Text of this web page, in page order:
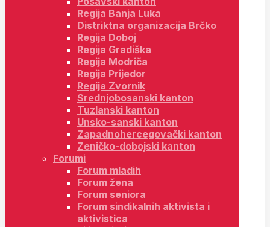
Regija Banja Luka
Distriktna organizacija Brčko
Regija Doboj
Regija Gradiška
Regija Modriča
Regija Prijedor
Regija Zvornik
Srednjobosanski kanton
Tuzlanski kanton
Unsko-sanski kanton
Zapadnohercegovački kanton
Zeničko-dobojski kanton
Forumi
Forum mladih
Forum žena
Forum seniora
Forum sindikalnih aktivista i
aktivistica